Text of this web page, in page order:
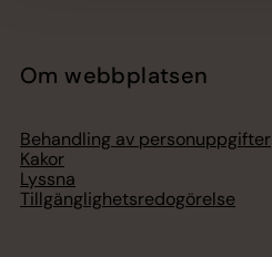
Om webbplatsen
Behandling av personuppgifter
Kakor
Lyssna
Tillgänglighetsredogörelse